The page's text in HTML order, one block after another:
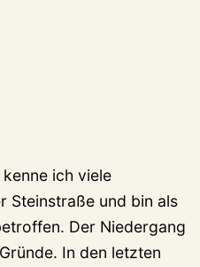
ich viele
Steinstraße und bin als
Der Niedergang
In den letzten